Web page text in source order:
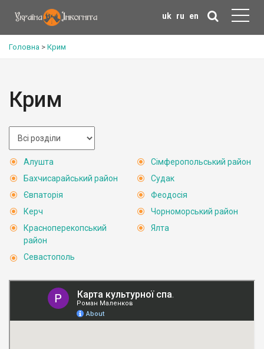
uk ru en
Головна > Крим
Крим
Алушта
Бахчисарайський район
Євпаторія
Керч
Красноперекопський
район
Севастополь
Сімферопольський район
Судак
Феодосія
Чорноморський район
Ялта